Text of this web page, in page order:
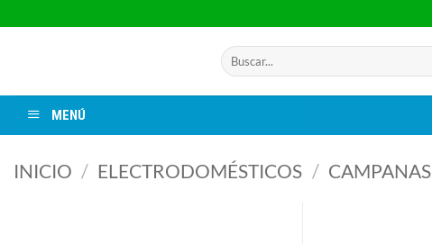
al
Buscar
por:
MENÚ
INICIO / ELECTRODOMÉSTICOS / CAMPANAS